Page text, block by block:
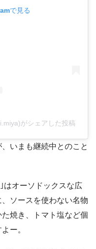
で見る
がシェアした投稿
いまも継続中とのこと
はオーソドックスな広
ソースを使わない名物
焼き、トマト塩など個
ー。